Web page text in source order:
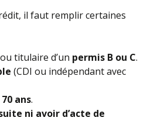
il faut remplir certaines
ou titulaire d’un permis B ou C.
(CDI ou indépendant avec
ans.
ni avoir d’acte de